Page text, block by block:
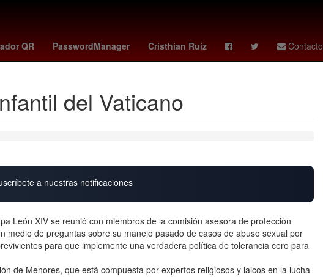
QR PasswordManager Cristhian Ruiz Contacto
- astros yoane wissa cuerpo técnico Pago
del Vaticano
a nuestras notificaciones
León XIV se reunió con miembros de la comisión asesora de protección
medio de preguntas sobre su manejo pasado de casos de abuso sexual por
para que implemente una verdadera política de tolerancia cero para
de Menores, que está compuesta por expertos religiosos y laicos en la lucha